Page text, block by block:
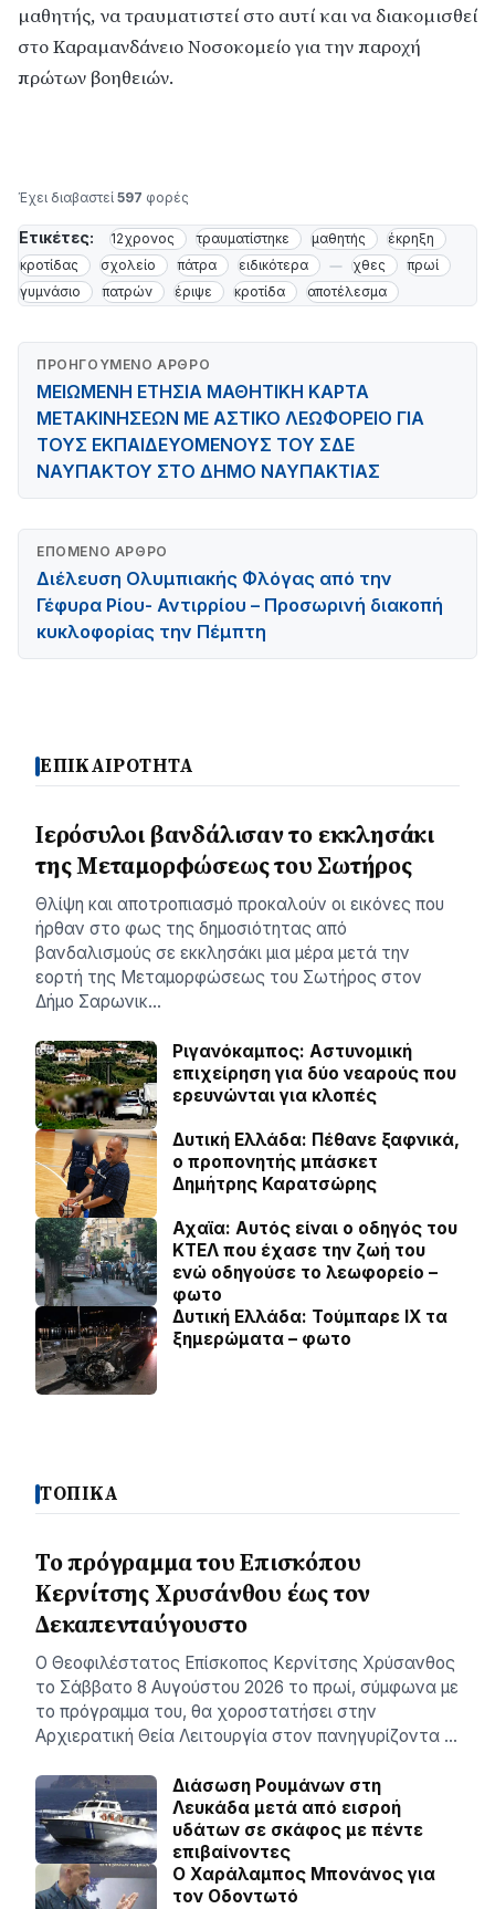
μαθητής, να τραυματιστεί στο αυτί και να διακομισθεί
στο Καραμανδάνειο Νοσοκομείο για την παροχή
πρώτων βοηθειών.
Έχει διαβαστεί 597 φορές
Ετικέτες: 12χρονος τραυματίστηκε μαθητής
έκρηξη
κροτίδας
σχολείο πάτρα ειδικότερα χθες
πρωί
γυμνάσιο
πατρών έριψε κροτίδα αποτέλεσμα
ΠΡΟΗΓΟΎΜΕΝΟ ΆΡΘΡΟ
ΜΕΙΩΜΕΝΗ ΕΤΗΣΙΑ ΜΑΘΗΤΙΚΗ ΚΑΡΤΑ
ΜΕΤΑΚΙΝΗΣΕΩΝ ΜΕ ΑΣΤΙΚΟ ΛΕΩΦΟΡΕΙΟ ΓΙΑ
ΤΟΥΣ ΕΚΠΑΙΔΕΥΟΜΕΝΟΥΣ ΤΟΥ ΣΔΕ
ΝΑΥΠΑΚΤΟΥ ΣΤΟ ΔΗΜΟ ΝΑΥΠΑΚΤΙΑΣ
ΕΠΌΜΕΝΟ ΆΡΘΡΟ
Διέλευση Ολυμπιακής Φλόγας από την
Γέφυρα Ρίου- Αντιρρίου – Προσωρινή διακοπή
κυκλοφορίας την Πέμπτη
ΕΠΙΚΑΙΡΟΤΗΤΑ
Ιερόσυλοι βανδάλισαν το εκκλησάκι
της Μεταμορφώσεως του Σωτήρος
Θλίψη και αποτροπιασμό προκαλούν οι εικόνες που
ήρθαν στο φως της δημοσιότητας από
βανδαλισμούς σε εκκλησάκι μια μέρα μετά την
εορτή της Μεταμορφώσεως του Σωτήρος στον
Δήμο Σαρωνικ…
Ριγανόκαμπος: Αστυνομική
επιχείρηση για δύο νεαρούς που
ερευνώνται για κλοπές
Δυτική Ελλάδα: Πέθανε ξαφνικά,
ο προπονητής μπάσκετ
Δημήτρης Καρατσώρης
Αχαϊα: Αυτός είναι ο οδηγός του
ΚΤΕΛ που έχασε την ζωή του
ενώ οδηγούσε το λεωφορείο –
φωτο
Δυτική Ελλάδα: Τούμπαρε ΙΧ τα
ξημερώματα – φωτο
ΤΟΠΙΚΑ
Το πρόγραμμα του Επισκόπου
Κερνίτσης Χρυσάνθου έως τον
Δεκαπενταύγουστο
Ο Θεοφιλέστατος Επίσκοπος Κερνίτσης Χρύσανθος
το Σάββατο 8 Αυγούστου 2026 το πρωί, σύμφωνα με
το πρόγραμμα του, θα χοροστατήσει στην
Αρχιερατική Θεία Λειτουργία στον πανηγυρίζοντα …
Διάσωση Ρουμάνων στη
Λευκάδα μετά από εισροή
υδάτων σε σκάφος με πέντε
επιβαίνοντες
Ο Χαράλαμπος Μπονάνος για
τον Οδοντωτό